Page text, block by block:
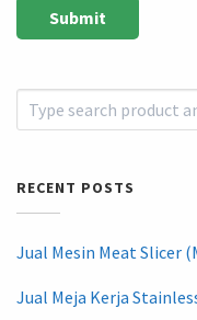
RECENT POSTS
Jual Mesin Meat Slicer
Jual Meja Kerja